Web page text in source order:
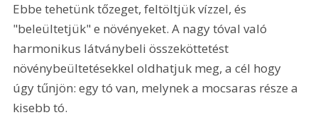
Ebbe tehetünk tőzeget, feltöltjük vízzel, és
"beleültetjük" e növényeket. A nagy tóval való
harmonikus látványbeli összeköttetést
növénybeültetésekkel oldhatjuk meg, a cél hogy
úgy tűnjön: egy tó van, melynek a mocsaras része a
kisebb tó.